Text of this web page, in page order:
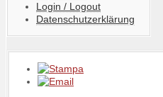
Login / Logout
Datenschutzerklärung